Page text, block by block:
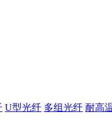
U型光纤 多组光纤 耐高